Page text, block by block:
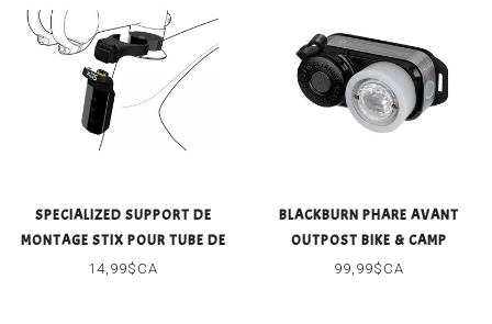
SPECIALIZED SUPPORT DE
MONTAGE STIX POUR TUBE DE
DIRECTION
14,99$CA
BLACKBURN PHARE AVANT
OUTPOST BIKE & CAMP
99,99$CA